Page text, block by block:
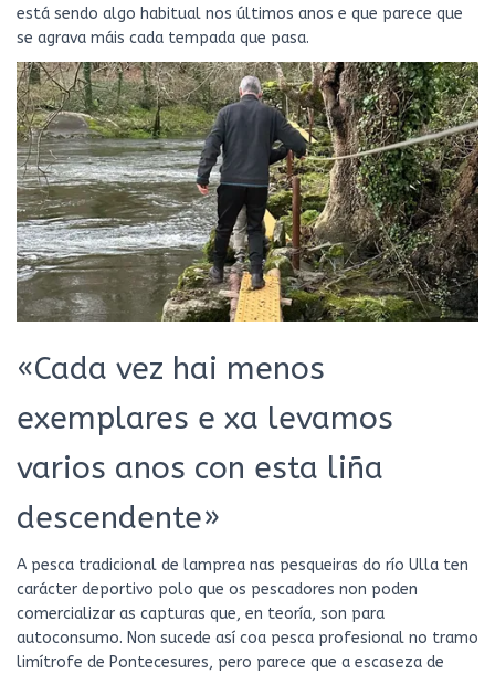
está sendo algo habitual nos últimos anos e que parece que
se agrava máis cada tempada que pasa.
«Cada vez hai menos
exemplares e xa levamos
varios anos con esta liña
descendente»
A pesca tradicional de lamprea nas pesqueiras do río Ulla ten
carácter deportivo polo que os pescadores non poden
comercializar as capturas que, en teoría, son para
autoconsumo. Non sucede así coa pesca profesional no tramo
limítrofe de Pontecesures, pero parece que a escaseza de